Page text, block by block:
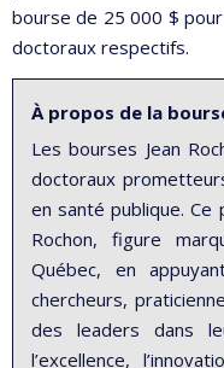
bourse de 25 000 $
doctoraux respectifs.
À propos de la
Les bourses Jean
doctoraux
en santé publique. Ce
Rochon, figure
Québec, en
chercheurs,
des leaders dans
l’excellence,